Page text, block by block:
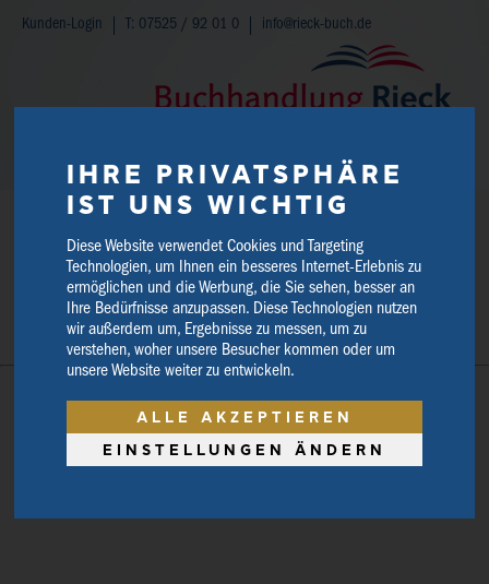
IHRE PRIVATSPHÄRE
IST UNS WICHTIG
Diese Website verwendet Cookies und Targeting
Technologien, um Ihnen ein besseres Internet-Erlebnis zu
ermöglichen und die Werbung, die Sie sehen, besser an
Ihre Bedürfnisse anzupassen. Diese Technologien nutzen
wir außerdem um, Ergebnisse zu messen, um zu
verstehen, woher unsere Besucher kommen oder um
unsere Website weiter zu entwickeln.
ALLE AKZEPTIEREN
EINSTELLUNGEN ÄNDERN
Kunden-Login T: 07525 / 92 01 0 info@rieck-buch.de
WARENKORB
SHOP-SUCHE